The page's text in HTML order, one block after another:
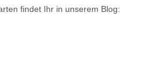
findet Ihr in unserem Blog: